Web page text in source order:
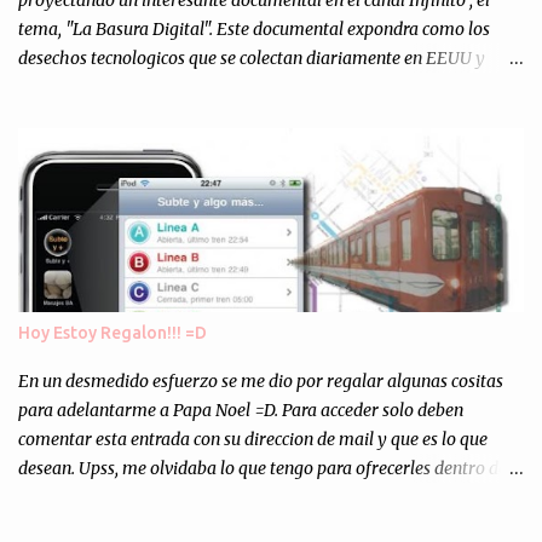
tema, "La Basura Digital". Este documental expondra como los
desechos tecnologicos que se colectan diariamente en EEUU y
Asi, todos los residuos sonincinerados produciendo lo que los
ambientalistas llaman "La Pesadilla de la Edad Cibernetica". La
transmision es el Domingo 2 de diciembre a las 21:00 hs. Me
parecio muy interesante, no creo que lo pueda ver por la hora, asi
que los comentarios los dejo en sus manos...
Hoy Estoy Regalon!!! =D
En un desmedido esfuerzo se me dio por regalar algunas cositas
para adelantarme a Papa Noel =D. Para acceder solo deben
comentar esta entrada con su direccion de mail y que es lo que
desean. Upss, me olvidaba lo que tengo para ofrecerles dentro de